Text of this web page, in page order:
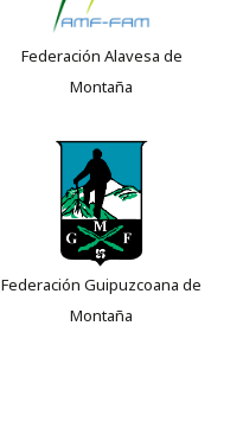
Federación Alavesa de
Montaña
Federación Guipuzcoana de
Montaña